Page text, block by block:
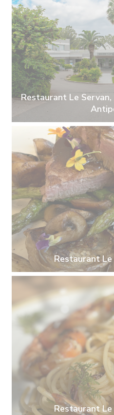
Restaurant Le
Restaurant
Restaurant